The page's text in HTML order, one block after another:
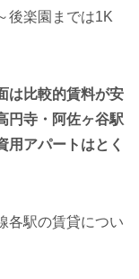
後楽園までは1K
は比較的賃料が安
円寺・阿佐ヶ谷駅
用アパートはとく
各駅の賃貸につい